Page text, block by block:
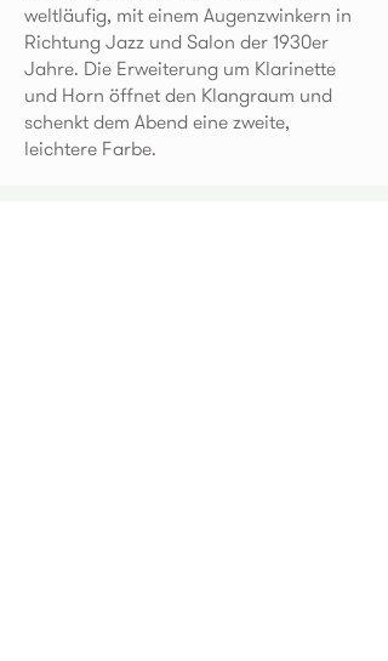
weltläufig, mit einem Augenzwinkern in
Richtung Jazz und Salon der 1930er
Jahre. Die Erweiterung um Klarinette
und Horn öffnet den Klangraum und
schenkt dem Abend eine zweite,
leichtere Farbe.